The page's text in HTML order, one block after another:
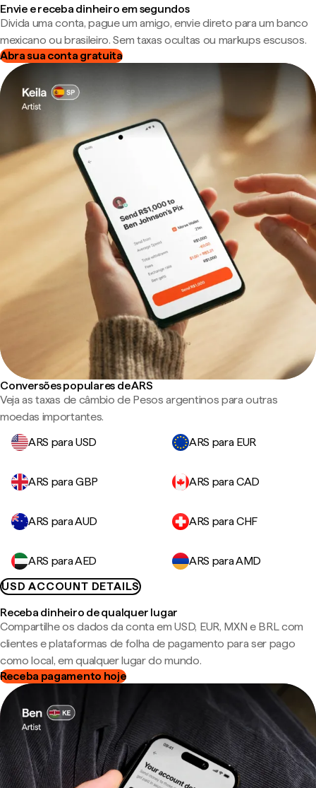
Envie e receba dinheiro em segundos
Divida uma conta, pague um amigo, envie direto para um banco
mexicano ou brasileiro. Sem taxas ocultas ou markups escusos.
Abra sua conta gratuita
Conversões populares de ARS
Veja as taxas de câmbio de Pesos argentinos para outras
moedas importantes.
ARS para USD
ARS para EUR
ARS para GBP ARS para CAD
ARS para AUD ARS para CHF
ARS para AED
ARS para AMD
USD ACCOUNT DETAILS
Receba dinheiro de qualquer lugar
Compartilhe os dados da conta em USD, EUR, MXN e BRL com
clientes e plataformas de folha de pagamento para ser pago
como local, em qualquer lugar do mundo.
Receba pagamento hoje